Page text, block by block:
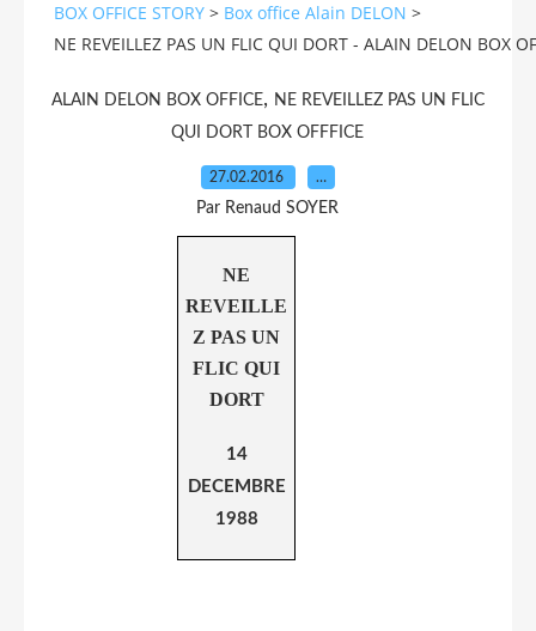
BOX OFFICE STORY > Box office Alain DELON >
NE REVEILLEZ PAS UN FLIC QUI DORT - ALAIN DELON BOX
ALAIN DELON BOX OFFICE, NE REVEILLEZ PAS UN FLIC
QUI DORT BOX OFFFICE
27.02.2016 …
Par Renaud SOYER
NE
REVEILLE
Z PAS UN
FLIC QUI
DORT
14
DECEMBRE
1988